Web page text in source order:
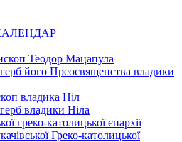
Теодор Мацапула
його Преосвященства владики
владика Ніл
владики Ніла
греко-католицької єпархії
Греко-католицької